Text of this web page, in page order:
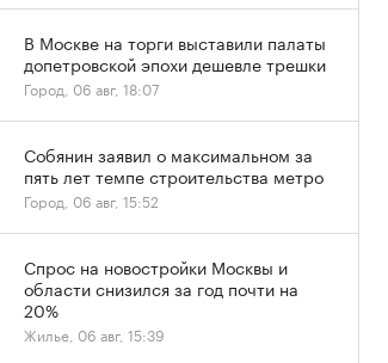
В Москве на торги выставили палаты
допетровской эпохи дешевле трешки
Город, 06 авг, 18:07
Собянин заявил о максимальном за
пять лет темпе строительства метро
Город, 06 авг, 15:52
Спрос на новостройки Москвы и
области снизился за год почти на
20%
Жилье, 06 авг, 15:39